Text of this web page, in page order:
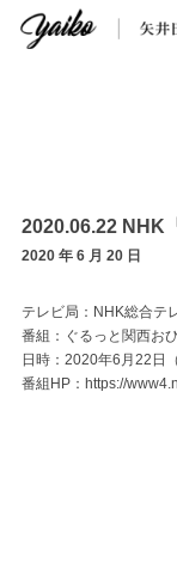
2020.06.22 NHK
2020 年 6 月 20 日
テレビ局：NHK総合テ
番組：ぐるっと関西お
日時：2020年6月22日
番組HP： https://